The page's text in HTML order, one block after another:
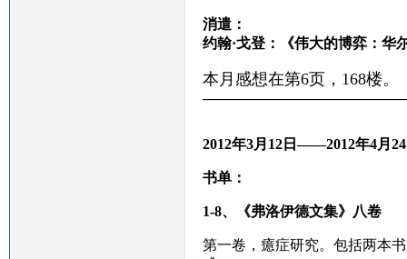
消遣：
约翰·戈登：《伟大的博弈：华
本月感想在第6页，168楼。
2012年3月 12日——2012年4月 24
书单：
1-8、《弗洛伊德文集》八卷
第一卷，癔症研究。包括两本